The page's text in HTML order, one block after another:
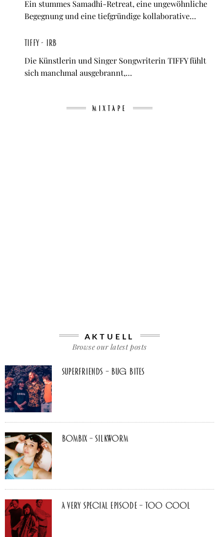
Ein stummes Samadhi-Retreat, eine ungewöhnliche
Begegnung und eine tiefgründige kollaborative…
TIFFY - IRB
Die Künstlerin und Singer Songwriterin TIFFY fühlt
sich manchmal ausgebrannt,…
MIXTAPE
AKTUELL
Browse our latest posts
Superfriends – Bug Bites
Bombix – Silkworm
A Very Special Episode – Too Cool